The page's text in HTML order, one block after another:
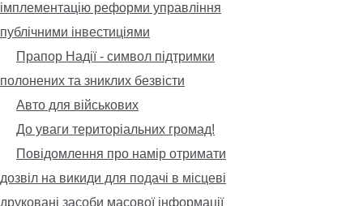
імплементацію реформи управління
публічними інвестиціями
Прапор Надії - символ підтримки
полонених та зниклих безвісти
Авто для військових
До уваги територіальних громад!
Повідомлення про намір отримати
дозвіл на викиди для подачі в місцеві
друковані засоби масової інформації